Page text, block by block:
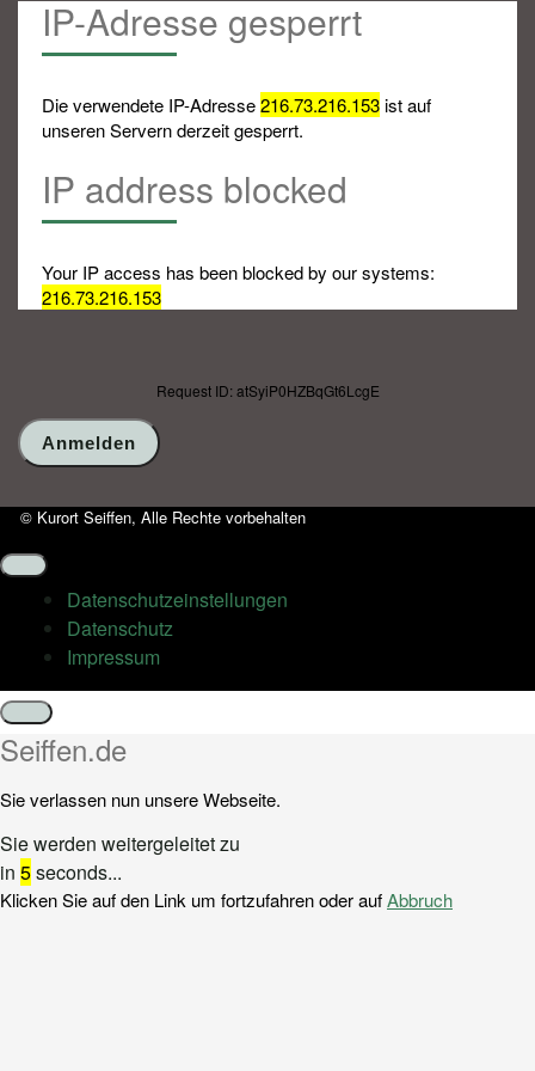
IP-Adresse gesperrt
Die verwendete IP-Adresse216.73.216.153ist auf
unseren Servern derzeit gesperrt.
IP address blocked
Your IP access has been blocked by our systems:
216.73.216.153
Request ID: atSyiP0HZBqGt6LcgE
© Kurort Seiffen, Alle Rechte vorbehalten
Datenschutz­einstellungen
Datenschutz
Impressum
Schließen
Seiffen.de
Sie verlassen nun unsere Webseite.
Sie werden weitergeleitet zu
in 5seconds...
Klicken Sie auf den Link um fortzufahren oder aufAbbruch